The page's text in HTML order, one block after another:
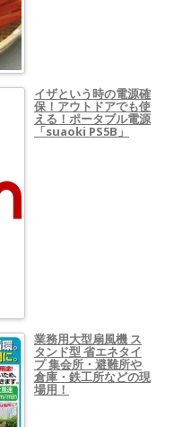
イザという時の電源確
保！アウトドアでも使
える！ポータブル電源
「suaoki PS5B」
業務用大型扇風機 ス
タンド型 省エネタイ
プ 集会所・避難所や
倉庫・鉄工所などの現
場用！